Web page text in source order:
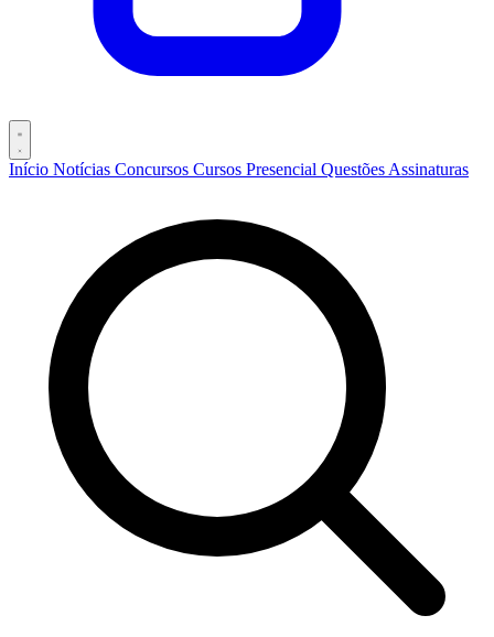
Início Notícias Concursos Cursos Presencial Questões Assinaturas